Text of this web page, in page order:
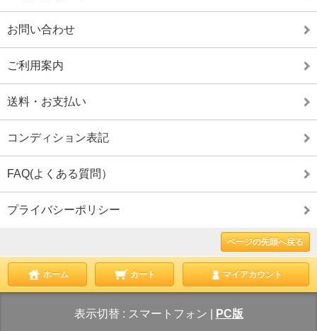
お問い合わせ
ご利用案内
送料・お支払い
コンディション表記
FAQ(よくある質問）
プライバシーポリシー
ページの先頭へ戻る
ホーム カート マイアカウント
表示切替 : スマートフォン PC版